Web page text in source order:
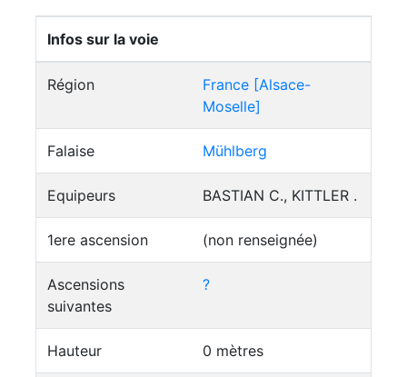
Infos sur la voie
Région
France [Alsace-
Moselle]
Falaise Mühlberg
Equipeurs BASTIAN C., KITTLER .
1ere ascension (non renseignée)
Ascensions
suivantes
?
Hauteur 0 mètres